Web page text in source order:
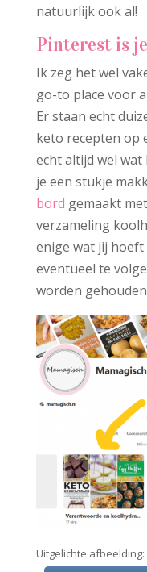
natuurlijk ook al!
Pinterest is
Ik zeg het wel
go-to place voor
Er staan echt
keto recepten op
echt altijd wel
je een stukje
bord gemaakt
verzameling
enige wat jij
eventueel te
worden
Uitgelichte afbeelding: